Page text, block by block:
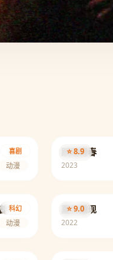
喜剧
动漫
⭐ 8.9
跃动青春
2023
科幻
动漫
⭐ 9.0
夏日重现
2022